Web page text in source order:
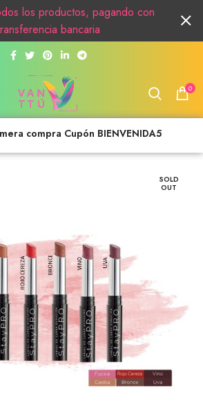
0
compra Cupón BIENVENIDA5
SOLD
OUT
los productos, pagando con
bancaria